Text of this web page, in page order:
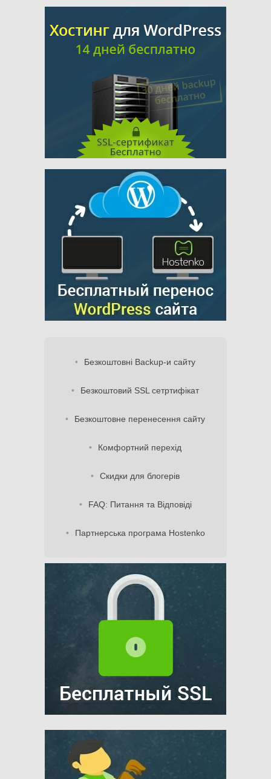
Безкоштовні Backup-и сайту
Безкоштовий SSL сетртифікат
Безкоштовне перенесення сайту
Комфортний перехід
Скидки для блогерів
FAQ: Питання та Відповіді
Партнерська програма Hostenko